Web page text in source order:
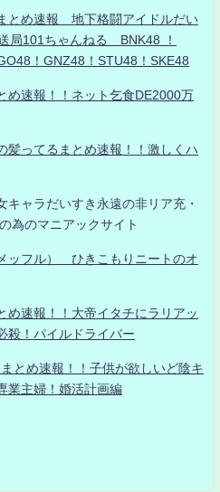
とめ速報 地下格闘アイドルだい
局101ちゃんねる BNK48 ！
！GNZ48！STU48！SKE48
め速報！！ネット乞食DE2000万
髪ってるまとめ速報！！激しくハ
キャラだいすき永遠の非リア充・
為のマニアックサイト
ッフル） ひきこもりニートのオ
め速報！！大帝イタチにラリアッ
殺！パイルドライバー
とめ速報！！子供が欲しいど陰キ
業主婦！婚活計画編